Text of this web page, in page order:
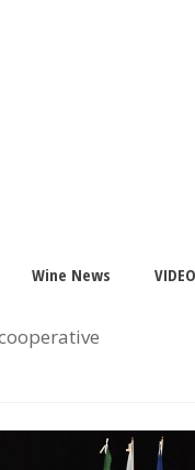
Wine News VIDEO